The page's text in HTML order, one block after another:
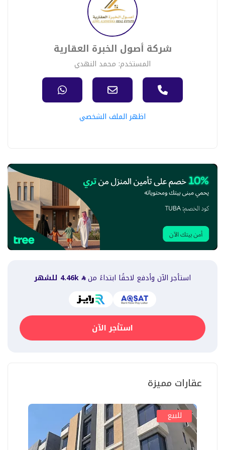
شركة أصول الخبرة العقارية
المستخدم: محمد النهدي
اظهر الملف الشخصي
استأجر الآن وأدفع لاحقًا ابتداءً من 4.46k للشهر
استأجر الآن
عقارات مميزة
للبيع